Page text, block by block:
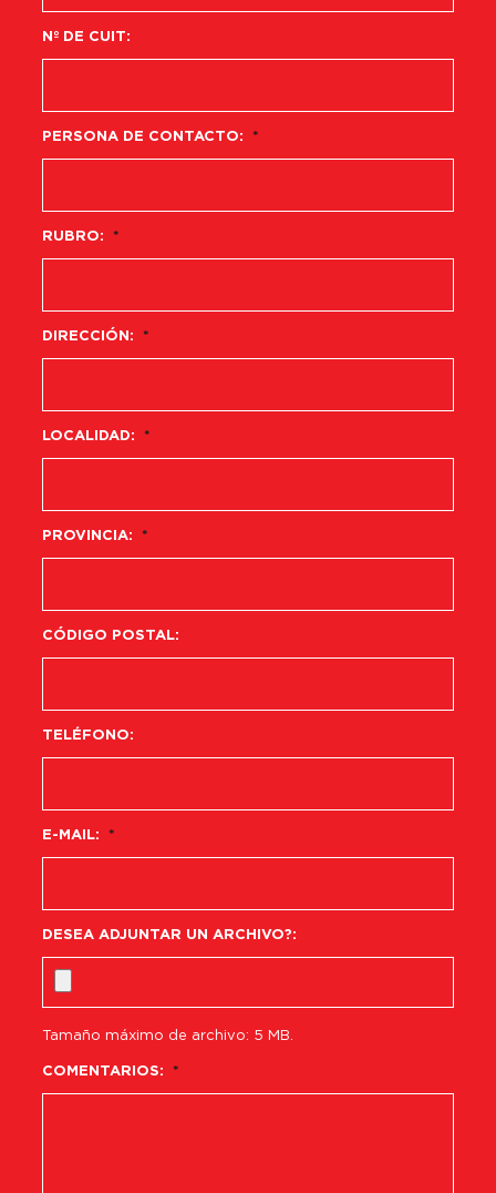
Nº DE CUIT:
PERSONA DE CONTACTO: *
RUBRO: *
DIRECCIÓN: *
LOCALIDAD: *
PROVINCIA: *
CÓDIGO POSTAL:
TELÉFONO:
E-MAIL: *
DESEA ADJUNTAR UN ARCHIVO?:
Tamaño máximo de archivo: 5 MB.
COMENTARIOS: *